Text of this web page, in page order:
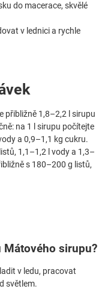
do macerace, skvělé
v lednici a rychle
přibližně 1,8–2,2 l sirupu
na 1 l sirupu počítejte
a 0,9–1,1 kg cukru.
1,1–1,2 l vody a 1,3–
s 180–200 g listů,
Mátového sirupu?
v ledu, pracovat
světlem.